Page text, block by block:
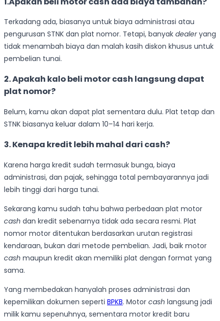
Terkadang ada, biasanya untuk biaya administrasi atau
pengurusan STNK dan plat nomor. Tetapi, banyak dealeryang
tidak menambah biaya dan malah kasih diskon khusus untuk
pembelian tunai.
2. Apakah kalo beli motor cash langsung dapat
plat nomor?
Belum, kamu akan dapat plat sementara dulu. Plat tetap dan
STNK biasanya keluar dalam 10–14 hari kerja.
3. Kenapa kredit lebih mahal dari cash?
Karena harga kredit sudah termasuk bunga, biaya
administrasi, dan pajak, sehingga total pembayarannya jadi
lebih tinggi dari harga tunai.
Sekarang kamu sudah tahu bahwa perbedaan plat motor
cash dan kredit sebenarnya tidak ada secara resmi. Plat
nomor motor ditentukan berdasarkan urutan registrasi
kendaraan, bukan dari metode pembelian. Jadi, baik motor
cash maupun kredit akan memiliki plat dengan format yang
sama.
Yang membedakan hanyalah proses administrasi dan
kepemilikan dokumen seperti BPKB. Motor cash langsung jadi
milik kamu sepenuhnya, sementara motor kredit baru